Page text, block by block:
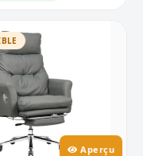
Aperçu